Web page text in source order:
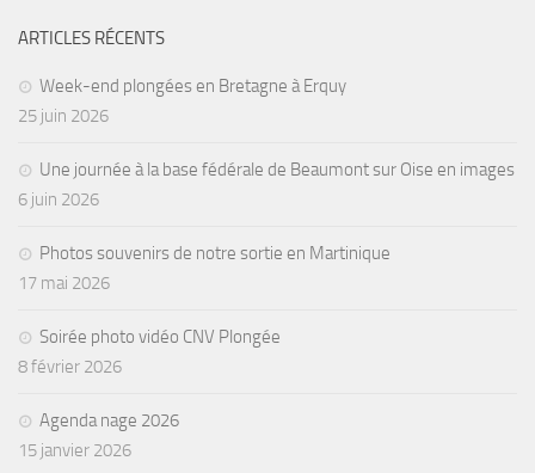
Sorties 2021
Sorties 2019
sorties 2017
Formations
ARTICLES RÉCENTS
Week-end plongées en Bretagne à Erquy
25 juin 2026
Une journée à la base fédérale de Beaumont sur Oise en images
6 juin 2026
Photos souvenirs de notre sortie en Martinique
17 mai 2026
Soirée photo vidéo CNV Plongée
8 février 2026
Agenda nage 2026
15 janvier 2026